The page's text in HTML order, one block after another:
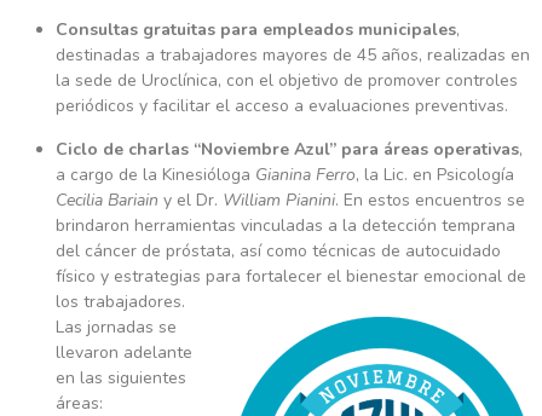
Consultas gratuitas para empleados municipales,
destinadas a trabajadores mayores de 45 años, realizadas en
la sede de Uroclínica, con el objetivo de promover controles
periódicos y facilitar el acceso a evaluaciones preventivas.
Ciclo de charlas “Noviembre Azul” para áreas operativas,
a cargo de la Kinesióloga Gianina Ferro, la Lic. en Psicología
Cecilia Bariain y el Dr. William Pianini. En estos encuentros se
brindaron herramientas vinculadas a la detección temprana
del cáncer de próstata, así como técnicas de autocuidado
físico y estrategias para fortalecer el bienestar emocional de
los trabajadores.
Las jornadas se
llevaron adelante
en las siguientes
áreas: